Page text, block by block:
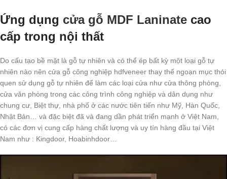
Ứng dụng cửa gỗ MDF Laninate cao
cấp trong nội thất
Do cấu tạo bề mặt là gỗ tự nhiên và có thể ép bất kỳ một loại gỗ tự
nhiên nào nên cửa gỗ công nghiệp hdfveneer thay thế ngoạn mục thói
quen sử dụng gỗ tự nhiên để làm các loại cửa như cửa thông phòng,
cửa văn phòng trong các công trình công nghiệp và dân dụng như
chung cư, Biệt thự, nhà phố ở các nước tiên tiến như Mỹ, Hàn Quốc,
Nhật Bản… và đặc biệt đã và đang dần phát triển mạnh ở Việt Nam,
có các đơn vị cung cấp hàng chất lượng và uy tín hàng đầu tại Việt
Nam như : Kingdoor, Hoabinhdoor…